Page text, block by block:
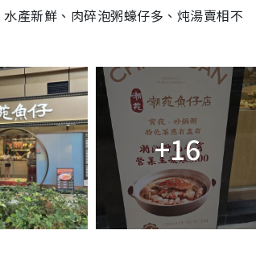
產新鮮、肉碎泡粥蠔仔多、炖湯賣相不
+16